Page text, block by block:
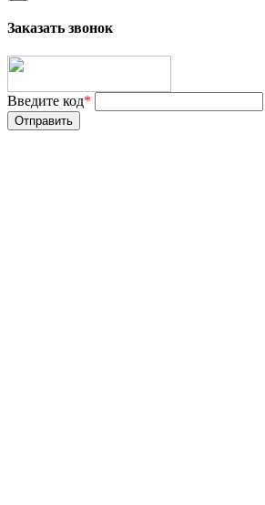
Заказать звонок
Введите код*
Отправить